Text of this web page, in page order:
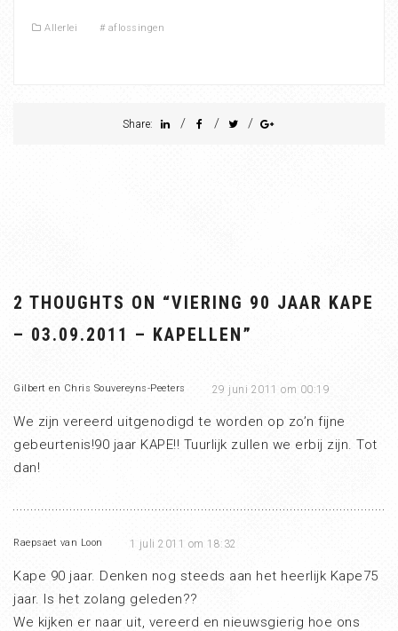
Allerlei # aflossingen
Share: / / /
2 THOUGHTS ON “VIERING 90 JAAR KAPE
– 03.09.2011 – KAPELLEN”
Gilbert en Chris Souvereyns-Peeters 29 juni 2011 om 00:19
We zijn vereerd uitgenodigd te worden op zo’n fijne
gebeurtenis!90 jaar KAPE!! Tuurlijk zullen we erbij zijn. Tot
dan!
Raepsaet van Loon 1 juli 2011 om 18:32
Kape 90 jaar. Denken nog steeds aan het heerlijk Kape75
jaar. Is het zolang geleden??
We kijken er naar uit, vereerd en nieuwsgierig hoe ons